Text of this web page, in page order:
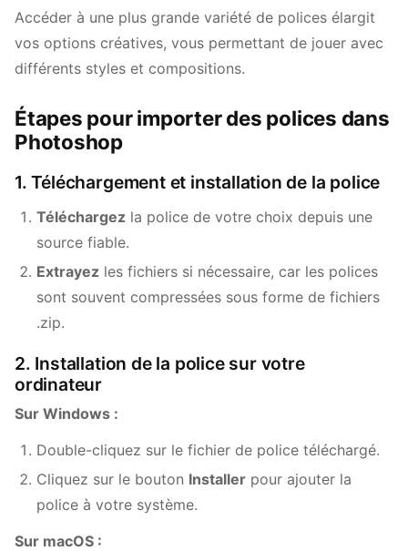
Accéder à une plus grande variété de polices élargit
vos options créatives, vous permettant de jouer avec
différents styles et compositions.
Étapes pour importer des polices dans
Photoshop
1. Téléchargement et installation de la police
Téléchargez la police de votre choix depuis une
source fiable.
Extrayez les fichiers si nécessaire, car les polices
sont souvent compressées sous forme de fichiers
.zip.
2. Installation de la police sur votre
ordinateur
Sur Windows :
Double-cliquez sur le fichier de police téléchargé.
Cliquez sur le bouton Installer pour ajouter la
police à votre système.
Sur macOS :